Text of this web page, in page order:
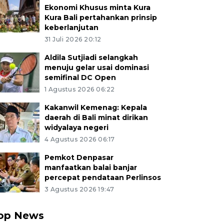
Ekonomi Khusus minta Kura
Kura Bali pertahankan prinsip
keberlanjutan
31 Juli 2026 20:12
Aldila Sutjiadi selangkah
menuju gelar usai dominasi
semifinal DC Open
1 Agustus 2026 06:22
Kakanwil Kemenag: Kepala
daerah di Bali minat dirikan
widyalaya negeri
4 Agustus 2026 06:17
Pemkot Denpasar
manfaatkan balai banjar
percepat pendataan Perlinsos
3 Agustus 2026 19:47
News